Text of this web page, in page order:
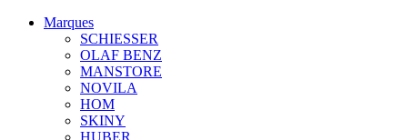
Marques
SCHIESSER
OLAF BENZ
MANSTORE
NOVILA
HOM
SKINY
HUBER